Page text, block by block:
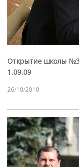
Открытие школы
1.09.09
26/10/2010